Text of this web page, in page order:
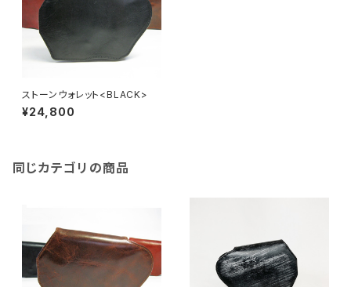
ストーンウォレット<BLACK>
¥24,800
同じカテゴリの商品